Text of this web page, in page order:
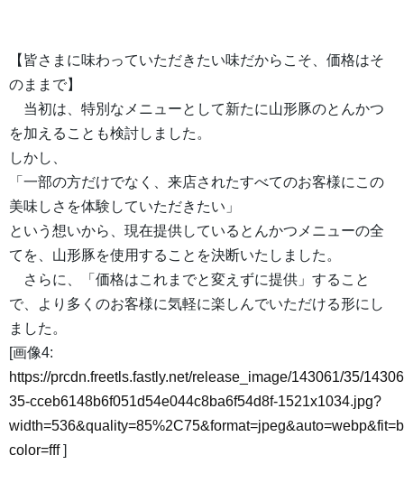
【皆さまに味わっていただきたい味だからこそ、価格はそ
のままで】
当初は、特別なメニューとして新たに山形豚のとんかつ
を加えることも検討しました。
しかし、
「一部の方だけでなく、来店されたすべてのお客様にこの
美味しさを体験していただきたい」
という想いから、現在提供しているとんかつメニューの全
てを、山形豚を使用することを決断いたしました。
さらに、「価格はこれまでと変えずに提供」すること
で、より多くのお客様に気軽に楽しんでいただける形にし
ました。
[画像4:
https://prcdn.freetls.fastly.net/release_image/143061/35/
35-cceb6148b6f051d54e044c8ba6f54d8f-1521x1034.jpg?
color=fff]